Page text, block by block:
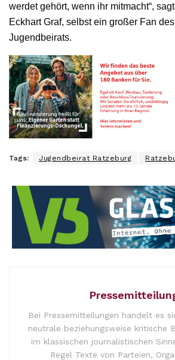
werdet gehört, wenn ihr mitmacht“,
Eckhart Graf, selbst ein großer Fan
Jugendbeirats.
Tags: Jugendbeirat Ratzeburg
Bei Pressemitteilungen handelt es
neutrale beziehungsweise kritische
im klassischen journalistischen
Regel Texte von Parteien,